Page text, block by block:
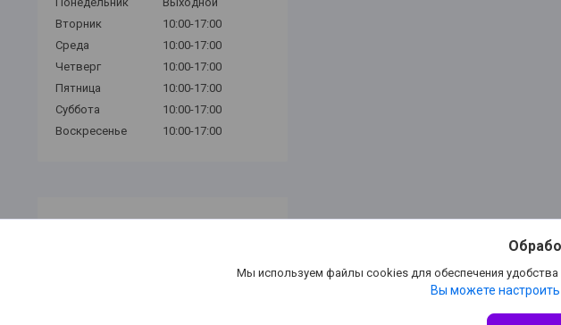
Вторник
10:00-17:00
Среда
10:00-17:00
Четверг
10:00-17:00
Пятница
10:00-17:00
Суббота
10:00-17:00
Воскресенье
10:00-17:00
Мы используем файлы cookies для обеспечения
Вы можете